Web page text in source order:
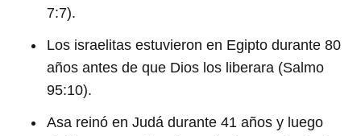
7:7).
Los israelitas estuvieron en Egipto durante 80
años antes de que Dios los liberara (Salmo
95:10).
Asa reinó en Judá durante 41 años y luego